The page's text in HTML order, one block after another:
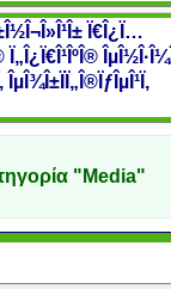
Ï€Î¿Ï…
Ï„Î¿Ï€Î¹ÎºÎ®
ÎµÎ¾Î±ÏÏ„Î®ÏƒÎµÎ¹Ï‚
"Media"